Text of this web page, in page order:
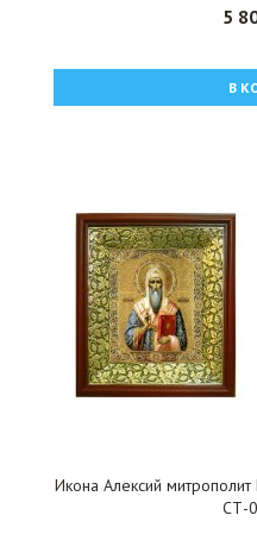
5
В
Икона Алексий
СТ-